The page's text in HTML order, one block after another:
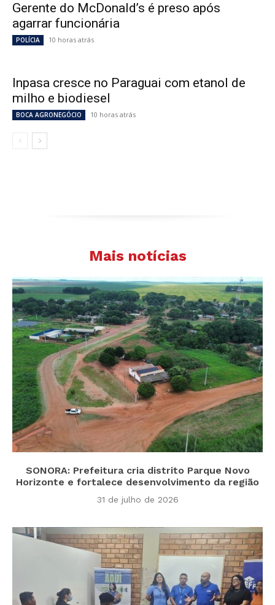
Gerente do McDonald’s é preso após
agarrar funcionária
POLÍCIA 10 horas atrás
Inpasa cresce no Paraguai com etanol de
milho e biodiesel
BOCA AGRONEGÓCIO 10 horas atrás
Mais notícias
SONORA: Prefeitura cria distrito Parque Novo
Horizonte e fortalece desenvolvimento da região
31 de julho de 2026